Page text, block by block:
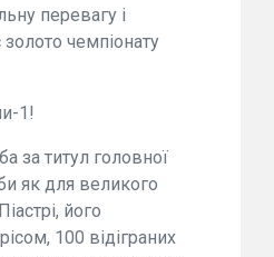
перевагу і
чемпіонату
1!
за титул головної
як для великого
його
100 відіграних